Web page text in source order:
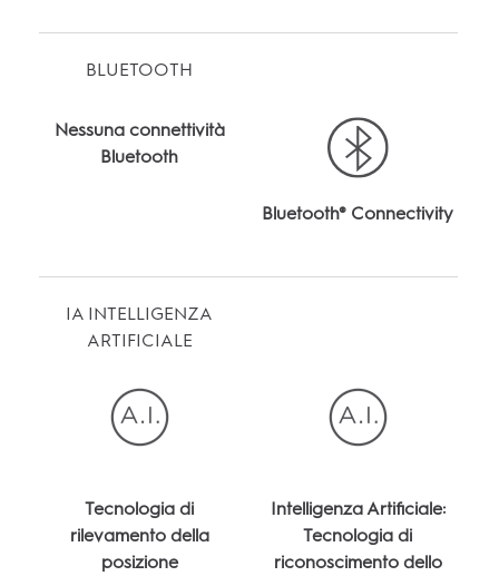
BLUETOOTH
Nessuna connettività
Bluetooth
Bluetooth® Connectivity
IA INTELLIGENZA
ARTIFICIALE
Tecnologia di
rilevamento della
posizione
Intelligenza Artificiale:
Tecnologia di
riconoscimento dello